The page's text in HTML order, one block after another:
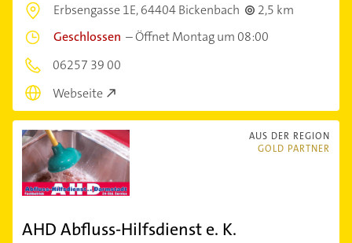
Erbsengasse 1E,64404 Bickenbach
2,5 km
Geschlossen –Öffnet Montag um 08:00
06257 39 00
Webseite
AUS DER REGION
GOLD PARTNER
AHD Abfluss-Hilfsdienst e. K.